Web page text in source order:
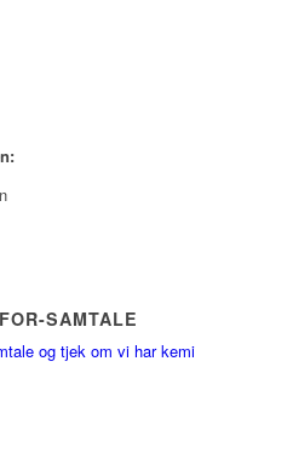
SAMTALE
og tjek om vi har kemi